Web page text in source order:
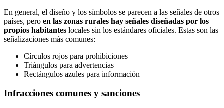
En general, el diseño y los símbolos se parecen a las señales de otros
países, pero en las zonas rurales hay señales diseñadas por los
propios habitantes locales sin los estándares oficiales. Estas son las
señalizaciones más comunes:
Círculos rojos para prohibiciones
Triángulos para advertencias
Rectángulos azules para información
Infracciones comunes y sanciones